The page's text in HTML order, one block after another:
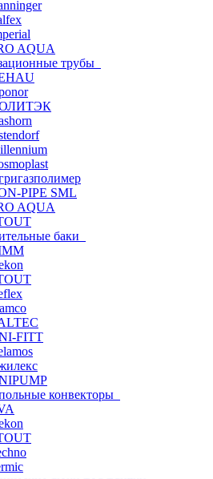
AQUA
трубы
PIPE SML
AQUA
баки
FITT
конвекторы